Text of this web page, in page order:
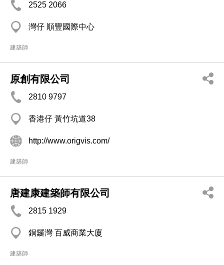
2525 2066
灣仔 順豐國際中心
建築師
原創有限公司
2810 9797
香港仔 黃竹坑道38
http://www.origvis.com/
建築師
唐建康建築師有限公司
2815 1929
銅鑼灣 百威商業大廈
建築師